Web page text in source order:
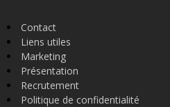
Contact
Liens utiles
Marketing
Présentation
Recrutement
Politique de confidentialité